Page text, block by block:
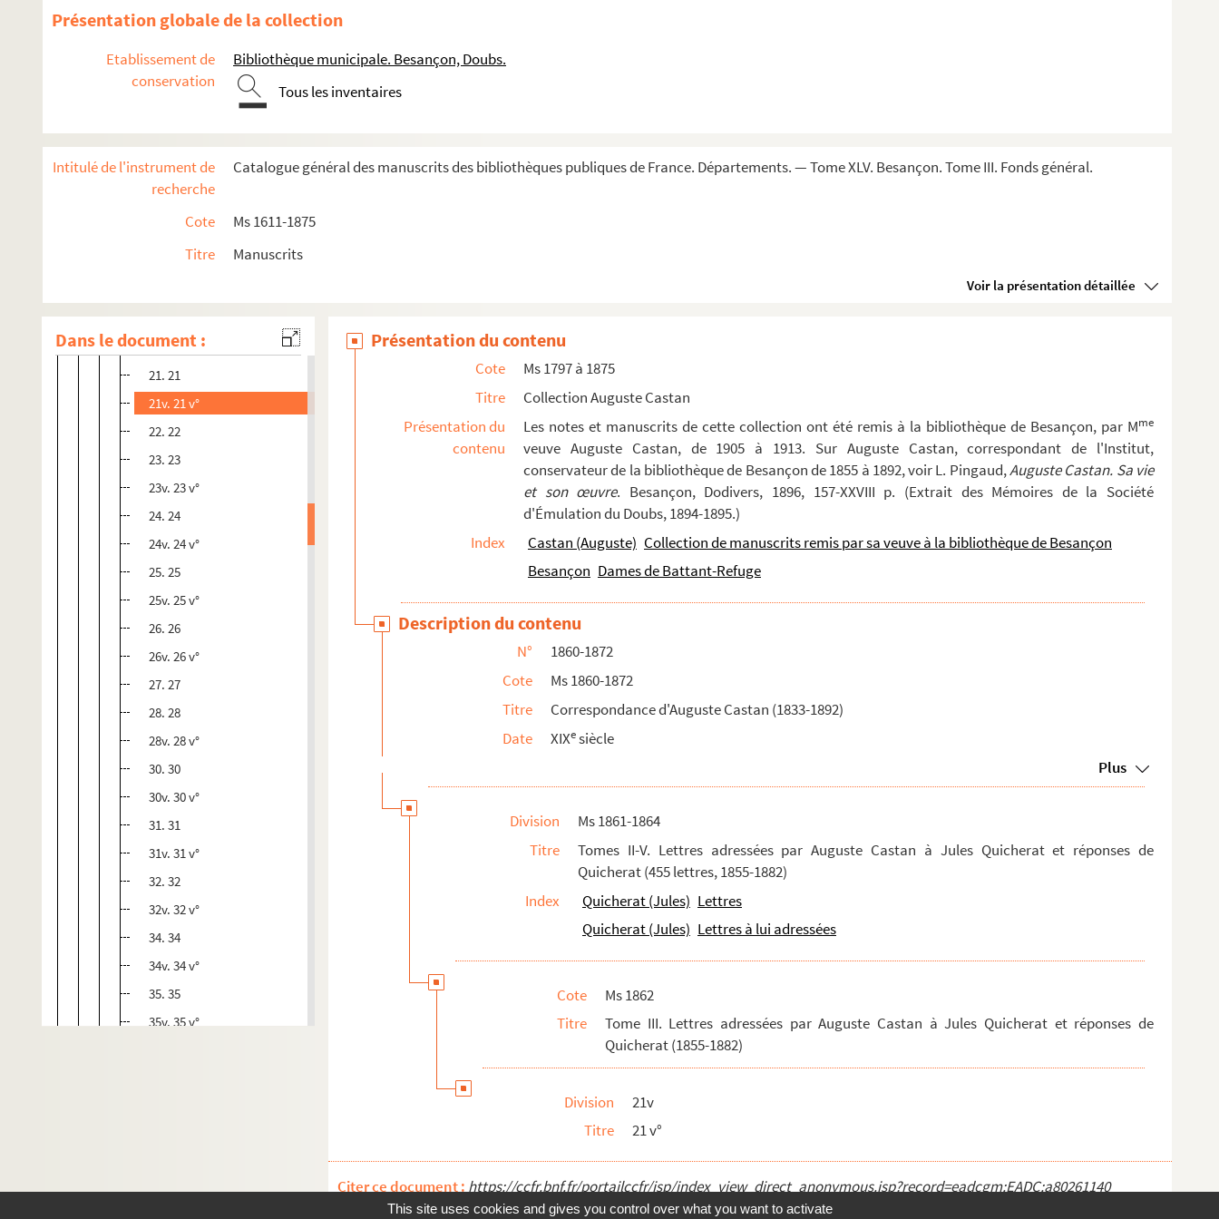
Présentation globale de la collection
Etablissement de
conservation
Bibliothèque municipale. Besançon, Doubs.
Tous les inventaires
Intitulé de l'instrument de
recherche
Catalogue général des manuscrits des bibliothèques publiques de France. Départements. — Tome XLV. Besançon. Tome III. Fonds général.
Cote
Ms 1611-1875
Titre
Manuscrits
Voir la présentation détaillée
Dans le document :
14. 14
15. 15
17. 17
17v. 17 v°
20. 20
20v. 20 v°
21. 21
21v. 21 v°
22. 22
23. 23
23v. 23 v°
24. 24
24v. 24 v°
25. 25
25v. 25 v°
26. 26
26v. 26 v°
27. 27
28. 28
28v. 28 v°
30. 30
30v. 30 v°
31. 31
31v. 31 v°
32. 32
32v. 32 v°
34. 34
34v. 34 v°
35. 35
35v. 35 v°
38v. 38 v°
Présentation du contenu
Cote
Ms 1797 à 1875
Titre
Collection Auguste Castan
Présentation du
contenu
Les notes et manuscrits de cette collection ont été remis à la bibliothèque de Besançon, par Mme
veuve Auguste Castan, de 1905 à 1913. Sur Auguste Castan, correspondant de l'Institut,
conservateur de la bibliothèque de Besançon de 1855 à 1892, voir L. Pingaud,Auguste Castan. Sa vie
et son œuvre. Besançon, Dodivers, 1896, 157-XXVIII p. (Extrait des Mémoires de la Société
d'Émulation du Doubs, 1894-1895.)
Index
Castan (Auguste) Collection de manuscrits remis par sa veuve à la bibliothèque de Besançon
Besançon Dames de Battant-Refuge
Description du contenu
N°
1860-1872
Cote
Ms 1860-1872
Titre
Correspondance d'Auguste Castan (1833-1892)
Date
XIXesiècle
Plus
Division
Ms 1861-1864
Titre
Tomes II-V. Lettres adressées par Auguste Castan à Jules Quicherat et réponses de
Quicherat (455 lettres, 1855-1882)
Index
Quicherat (Jules) Lettres
Quicherat (Jules) Lettres à lui adressées
Cote
Ms 1862
Titre
Tome III. Lettres adressées par Auguste Castan à Jules Quicherat et réponses de
Quicherat (1855-1882)
Division
21v
Titre
21 v°
Citer ce document : https://ccfr.bnf.fr/portailccfr/jsp/index_view_direct_anonymous.jsp?record=eadcgm:EADC:a80261140
This site uses cookies and gives you control over what you want to activate